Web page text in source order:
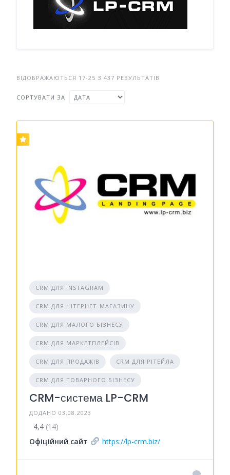
ВІДОБРАЖАЮТЬСЯ 17-25 З 437 РЕЗУЛЬТАТІВ
СОРТУВАТИ ЗА
CRM ДЛЯ INSTAGRAM
CRM ДЛЯ ІНТЕРНЕТ-МАГАЗИНУ
CRM ДЛЯ МАЛОГО БІЗНЕСУ
CRM ДЛЯ МАРКЕТПЛЕЙСІВ
CRM ДЛЯ ПРОДАЖІВ CRM ДЛЯ РІТЕЙЛА
CRM ДЛЯ ТОВАРНОГО БІЗНЕСУ
CRM-система LP-CRM
ДОДАНО 03.08.2023
4,4 (14)
Офіційний сайт
https://lp-crm.biz/